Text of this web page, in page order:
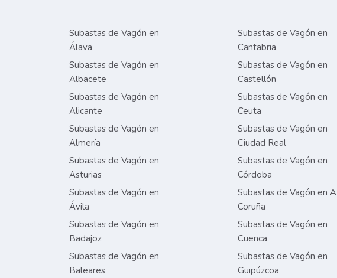
Subastas de Vagón en
Álava
Subastas de Vagón en
Albacete
Subastas de Vagón en
Alicante
Subastas de Vagón en
Almería
Subastas de Vagón en
Asturias
Subastas de Vagón en
Ávila
Subastas de Vagón en
Badajoz
Subastas de Vagón en
Baleares
Subastas de Vagón en
Cantabria
Subastas de Vagón en
Castellón
Subastas de Vagón en
Ceuta
Subastas de Vagón en
Ciudad Real
Subastas de Vagón en
Córdoba
Subastas de Vagón en A
Coruña
Subastas de Vagón en
Cuenca
Subastas de Vagón en
Guipúzcoa